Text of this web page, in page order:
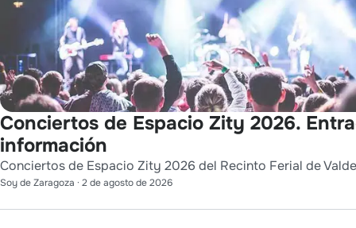
Conciertos de Espacio Zity 2026.
información
Conciertos de Espacio Zity 2026 del Recinto Ferial de
Soy de Zaragoza · 2 de agosto de 2026